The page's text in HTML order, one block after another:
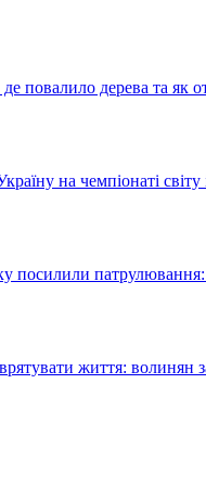
повалило дерева та
на чемпіонаті світу
посилили
життя: